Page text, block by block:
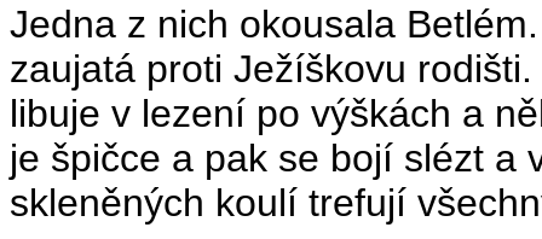
Jedna z nich okousala
zaujatá proti Ježíškovu
libuje v lezení po výškách a
je špičce a pak se bojí slézt a
skleněných koulí trefují